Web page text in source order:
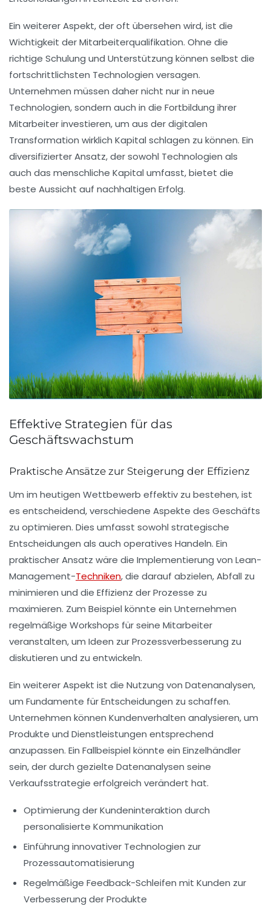
Ein weiterer Aspekt, der oft übersehen wird, ist die
Wichtigkeit der Mitarbeiterqualifikation. Ohne die
richtige Schulung und Unterstützung können selbst die
fortschrittlichsten Technologien versagen.
Unternehmen müssen daher nicht nur in neue
Technologien, sondern auch in die Fortbildung ihrer
Mitarbeiterinvestieren, um aus der digitalen
Transformation wirklich Kapital schlagen zu können. Ein
diversifizierter Ansatz, der sowohl Technologien als
auch das menschliche Kapital umfasst, bietet die
beste Aussicht auf nachhaltigen Erfolg.
Effektive Strategien für das
Geschäftswachstum
Praktische Ansätze zur Steigerung der Effizienz
Um im heutigen Wettbewerb effektiv zu bestehen, ist
es entscheidend, verschiedene Aspekte des Geschäfts
zu optimieren. Dies umfasst sowohl strategische
Entscheidungen als auch operatives Handeln. Ein
praktischer Ansatz wäre die Implementierung von Lean-
Management-Techniken, die darauf abzielen, Abfall zu
minimieren und die Effizienz der Prozesse zu
maximieren. Zum Beispiel könnte ein Unternehmen
regelmäßige Workshops für seine Mitarbeiter
veranstalten, um Ideen zur Prozessverbesserung zu
diskutieren und zu entwickeln.
Ein weiterer Aspekt ist die Nutzung von Datenanalysen,
um Fundamente für Entscheidungen zu schaffen.
Unternehmen können Kundenverhalten analysieren, um
Produkte und Dienstleistungen entsprechend
anzupassen. Ein Fallbeispiel könnte ein Einzelhändler
sein, der durch gezielte Datenanalysen seine
Verkaufsstrategie erfolgreich verändert hat.
Optimierung derKundeninteraktion durch
personalisierte Kommunikation
Einführung innovativer Technologien zur
Prozessautomatisierung
Regelmäßige Feedback-Schleifen mit Kunden zur
Verbesserung der Produkte